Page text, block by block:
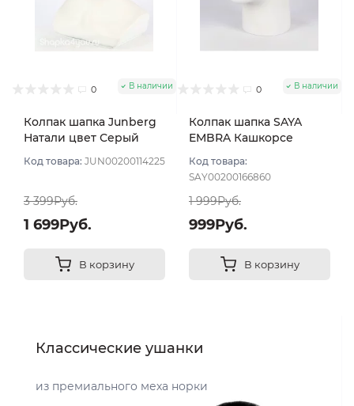
0 В наличии
Колпак шапка Junberg
Натали цвет Серый
Код товара: JUN00200114225
3 399Руб.
1 699Руб.
В корзину
0 В наличии
Колпак шапка SAYA
EMBRA Кашкорсе
светлый мел
Код товара:
SAY00200166860
1 999Руб.
999Руб.
В корзину
Классические ушанки
из премиального меха норки